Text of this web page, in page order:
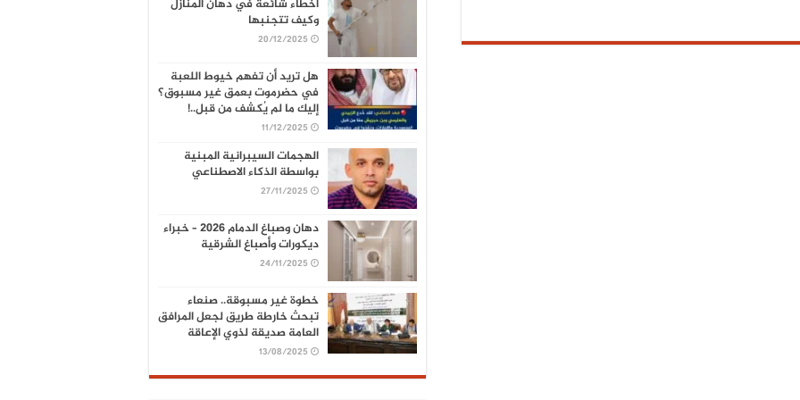
أخطاء شائعة في دهان المنازل
وكيف تتجنبها
20/12/2025
هل تريد أن تفهم خيوط اللعبة
في حضرموت بعمق غير مسبوق؟
إليك ما لم يُكشف من قبل..!
11/12/2025
الهجمات السيبرانية المبنية
بواسطة الذكاء الاصطناعي
27/11/2025
دهان وصباغ الدمام 2026 – خبراء
ديكورات وأصباغ الشرقية
24/11/2025
خطوة غير مسبوقة.. صنعاء
تبحث خارطة طريق لجعل المرافق
العامة صديقة لذوي الإعاقة
13/08/2025